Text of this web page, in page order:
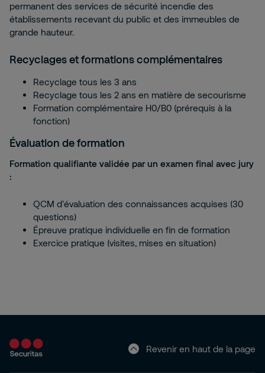
permanent des services de sécurité incendie des
établissements recevant du public et des immeubles de
grande hauteur.
Recyclages et formations complémentaires
Recyclage tous les 3 ans
Recyclage tous les 2 ans en matière de secourisme
Formation complémentaire H0/B0 (prérequis à la
fonction)
Évaluation de formation
Formation qualifiante validée par un examen final avec jury
:
QCM d’évaluation des connaissances acquises (30
questions)
Épreuve pratique individuelle en fin de formation
Exercice pratique (visites, mises en situation)
Revenir en haut de la page